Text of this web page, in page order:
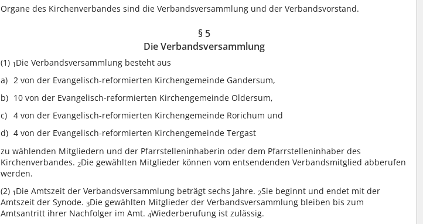
Organe des Kirchenverbandes sind die Verbandsversammlung und der Verbandsvorstand.
§ 5
Die Verbandsversammlung
(1) 1 Die Verbandsversammlung besteht aus
2 von der Evangelisch-reformierten Kirchengemeinde Gandersum,
10 von der Evangelisch-reformierten Kirchengemeinde Oldersum,
4 von der Evangelisch-reformierten Kirchengemeinde Rorichum und
4 von der Evangelisch-reformierten Kirchengemeinde Tergast
zu wählenden Mitgliedern und der Pfarrstelleninhaberin oder dem Pfarrstelleninhaber des
Kirchenverbandes. 2Die gewählten Mitglieder können vom entsendenden Verbandsmitglied abberufen
werden.
(2) 1 Die Amtszeit der Verbandsversammlung beträgt sechs Jahre. 2Sie beginnt und endet mit der
Amtszeit der Synode.3Die gewählten Mitglieder der Verbandsversammlung bleiben bis zum
Amtsantritt ihrer Nachfolger im Amt.4Wiederberufung ist zulässig.